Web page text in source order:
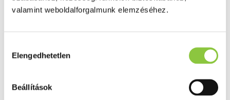
valamint weboldalforgalmunk elemzéséhez.
kiválasztása
Elengedhetetlen
Beállítások
síkosító gél 30 ml